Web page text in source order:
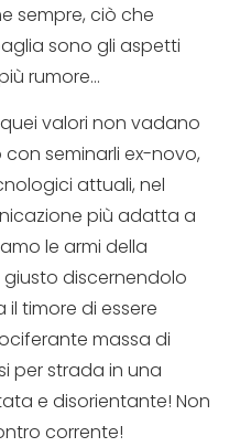
sempre, ciò che
sono gli aspetti
rumore…
valori non vadano
seminarli ex-novo,
attuali, nel
più adatta a
le armi della
discernendolo
timore di essere
massa di
per strada in una
e disorientante! Non
corrente!